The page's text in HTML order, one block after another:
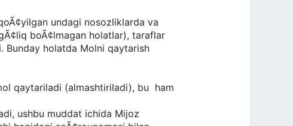
undagi nosozliklarda va
boÃ¢lmagan holatlar), taraflar
Bunday holatda Molni qaytarish
mol qaytariladi (almashtiriladi), bu ham
ushbu muddat ichida Mijoz